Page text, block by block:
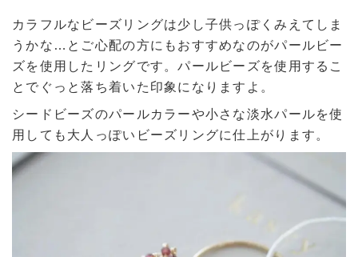
カラフルなビーズリングは少し子供っぽくみえてしま
うかな…とご心配の方にもおすすめなのがパールビー
ズを使用したリングです。パールビーズを使用するこ
とでぐっと落ち着いた印象になりますよ。
シードビーズのパールカラーや小さな淡水パールを使
用しても大人っぽいビーズリングに仕上がります。